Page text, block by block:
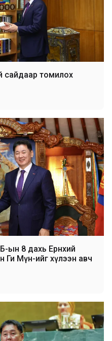
сайдаар томилох
ын 8 дахь Ерөнхий
Ги Мүн-ийг хүлээн авч